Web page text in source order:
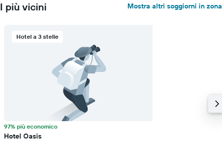
I più vicini Mostra altri soggiorni in zona
Hotel a 3 stelle
97% più economico
Hotel Oasis